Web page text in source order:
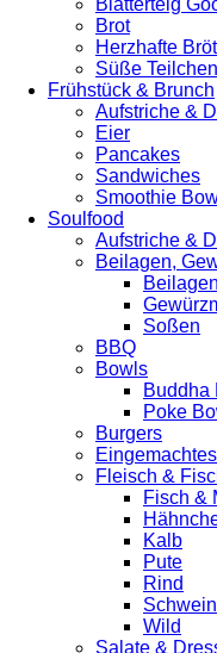
Blätterteig
Brot
Herzhafte
Süße Teilchen
Frühstück & Brunch
Aufstriche &
Eier
Pancakes
Sandwiches
Smoothie
Soulfood
Aufstriche &
Beilagen,
Beilagen
Soßen
BBQ
Bowls
Buddha
Poke
Burgers
Fleisch &
Fisch &
Kalb
Pute
Rind
Schwein
Wild
Salate &